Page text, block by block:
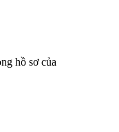
hồ sơ của